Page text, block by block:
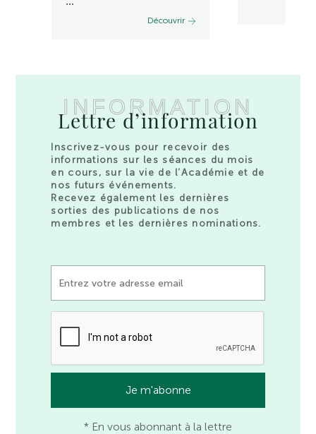
Découvrir
INFORMATION
Lettre d’information
Inscrivez-vous pour recevoir des
informations sur les séances du mois
en cours, sur la vie de l’Académie et de
nos futurs événements.
Recevez également les dernières
sorties des publications de nos
membres et les dernières nominations.
* En vous abonnant à la lettre